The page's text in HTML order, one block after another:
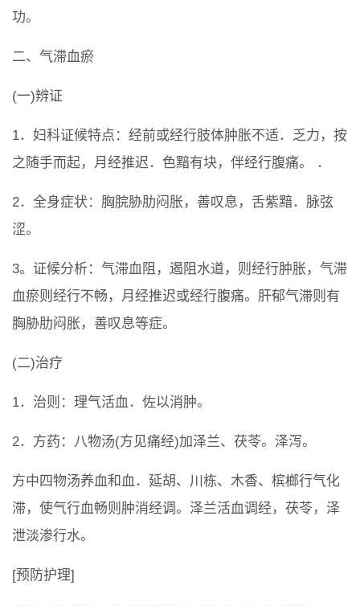
功。
二、气滞血瘀
(一)辨证
1．妇科证候特点：经前或经行肢体肿胀不适．乏力，按
之随手而起，月经推迟．色黯有块，伴经行腹痛。 ．
2．全身症状：胸脘胁肋闷胀，善叹息，舌紫黯．脉弦
涩。
3。证候分析：气滞血阻，遏阻水道，则经行肿胀，气滞
血瘀则经行不畅，月经推迟或经行腹痛。肝郁气滞则有
胸胁肋闷胀，善叹息等症。
(二)治疗
1．治则：理气活血．佐以消肿。
2．方药：八物汤(方见痛经)加泽兰、茯苓。泽泻。
方中四物汤养血和血．延胡、川栋、木香、槟榔行气化
滞，使气行血畅则肿消经调。泽兰活血调经，茯苓，泽
泄淡渗行水。
[预防护理]